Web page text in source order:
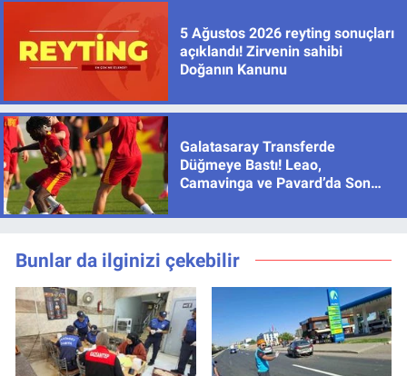
5 Ağustos 2026 reyting sonuçları
açıklandı! Zirvenin sahibi
Doğanın Kanunu
Galatasaray Transferde
Düğmeye Bastı! Leao,
Camavinga ve Pavard’da Son
Bunlar da ilginizi çekebilir